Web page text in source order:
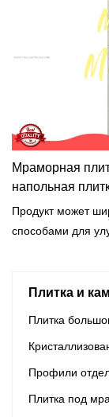
пользуется
.MoCo& Ceramica
постоянно их
нескользящей
матовой
имитирующей
Мраморная
напольная
Продукт может
способами для
Плитка и
Плитка
Профили
Плитка под